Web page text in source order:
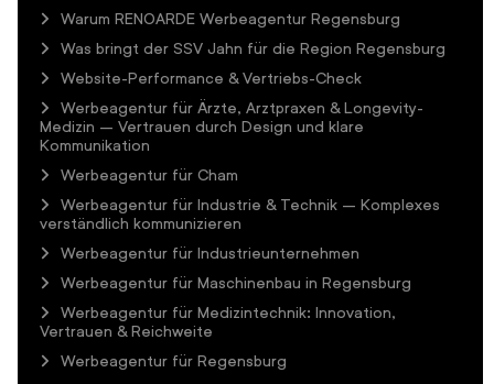
Warum RENOARDE Werbeagentur Regensburg
Was bringt der SSV Jahn für die Region Regensburg
Website-Performance & Vertriebs-Check
Werbeagentur für Ärzte, Arztpraxen & Longevity-
Medizin – Vertrauen durch Design und klare
Kommunikation
Werbeagentur für Cham
Werbeagentur für Industrie & Technik – Komplexes
verständlich kommunizieren
Werbeagentur für Industrieunternehmen
Werbeagentur für Maschinenbau in Regensburg
Werbeagentur für Medizintechnik: Innovation,
Vertrauen & Reichweite
Werbeagentur für Regensburg